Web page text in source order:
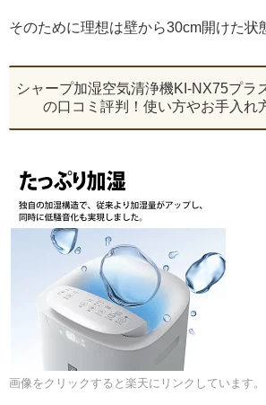
そのために理想は壁から30cm開けた状
シャープ加湿空気清浄機KI-NX75プラ
の口コミ評判！使い方やお手入れ
画像をクリックすると楽天にリンクしています。